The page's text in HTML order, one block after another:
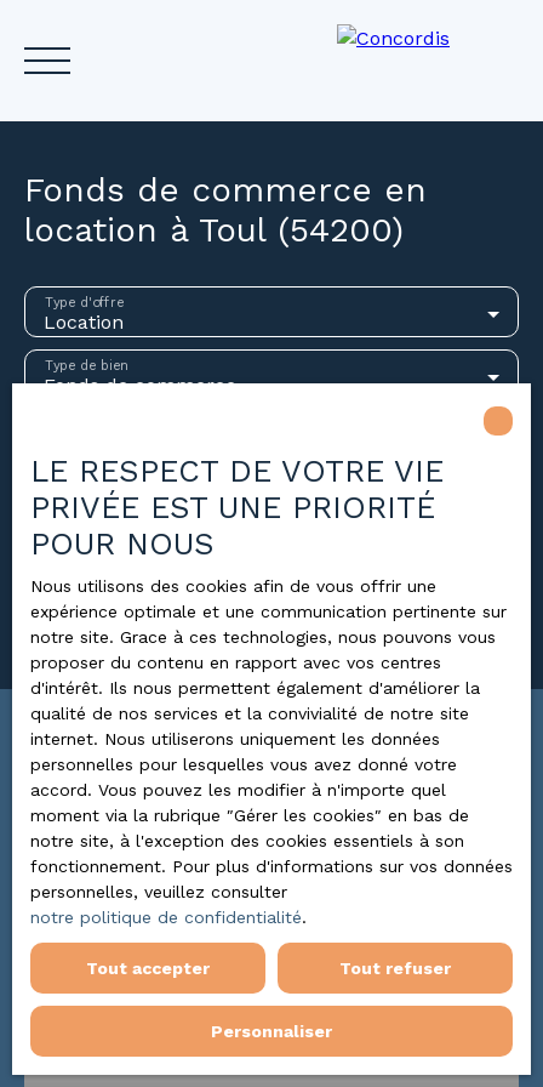
Estimez votre bien
Fonds de commerce en
location à Toul (54200)
Location
Type d'offre
Fonds de commerce
Type de bien
Toul (54200)
Localisation
Rechercher
Pertinence
Trier par
ALERTE MAIL
Nouveauté
LE RESPECT DE VOTRE VIE
PRIVÉE EST UNE PRIORITÉ
POUR NOUS
Nous utilisons des cookies afin de vous offrir une
expérience optimale et une communication pertinente sur
notre site. Grace à ces technologies, nous pouvons vous
proposer du contenu en rapport avec vos centres
d'intérêt. Ils nous permettent également d'améliorer la
qualité de nos services et la convivialité de notre site
internet. Nous utiliserons uniquement les données
personnelles pour lesquelles vous avez donné votre
accord. Vous pouvez les modifier à n'importe quel
moment via la rubrique ″Gérer les cookies″ en bas de
notre site, à l'exception des cookies essentiels à son
fonctionnement. Pour plus d'informations sur vos données
personnelles, veuillez consulter
notre politique de confidentialité.
Tout accepter Tout refuser
Personnaliser